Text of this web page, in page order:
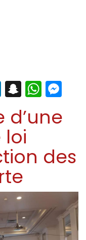
LinkedIn
Snapchat
d’une
des